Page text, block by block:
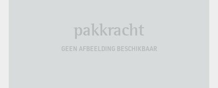
pakkracht
GEEN AFBEELDING BESCHIKBAAR